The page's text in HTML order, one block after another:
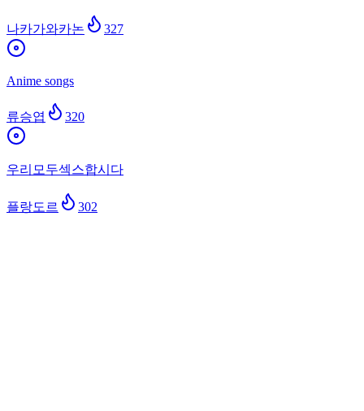
나카가와카논 327
Anime songs
류승엽 320
우리모두섹스합시다
플랑도르 302